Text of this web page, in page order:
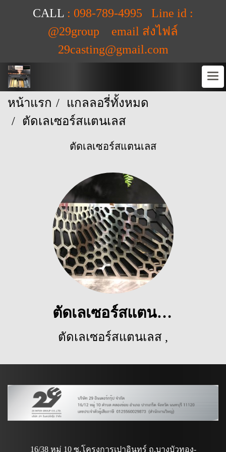
CALL : 098-789-4995 Line id :
@29group email ส่งไฟล์
29casting@gmail.com
หน้าแรก
แกลลอรี่ทั้งหมด
ตัดเลเซอร์สแตนเลส
ตัดเลเซอร์สแตนเลส
ตัดเลเซอร์สแตนเลส
ตัดเลเซอร์สแตนเลส ,
16/38 หมู่ 10 ซ.โครงการเปาอินทร์ ถ.บางบัวทอง-